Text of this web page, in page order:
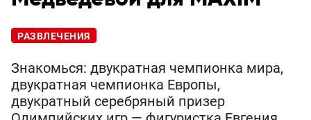
РАЗВЛЕЧЕНИЯ
Знакомься: двукратная чемпионка мира,
двукратная чемпионка Европы,
двукратный серебряный призер